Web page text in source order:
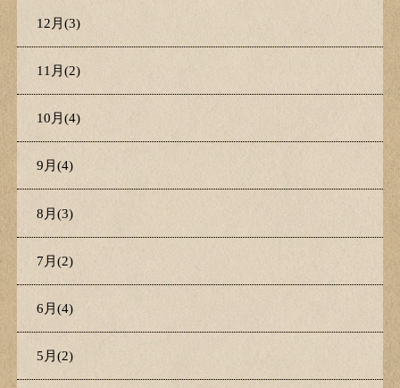
12月(3)
11月(2)
10月(4)
9月(4)
8月(3)
7月(2)
6月(4)
5月(2)